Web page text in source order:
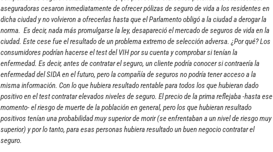
aseguradoras cesaron inmediatamente de ofrecer pólizas de seguro de vida a los residentes en
dicha ciudad y no volvieron a ofrecerlas hasta que el Parlamento obligó a la ciudad a derogar la
norma. Es decir, nada más promulgarse la ley, desapareció el mercado de seguros de vida en la
ciudad. Este cese fue el resultado de un problema extremo de selección adversa. ¿Por qué? Los
consumidores podrían hacerse el test del VIH por su cuenta y comprobar si tenían la
enfermedad. Es decir, antes de contratar el seguro, un cliente podría conocer si contraería la
enfermedad del SIDA en el futuro, pero la compañía de seguros no podría tener acceso a la
misma información. Con lo que hubiera resultado rentable para todos los que hubieran dado
positivo en el test contratar elevados niveles de seguro. El precio de la prima reflejaba -hasta ese
momento- el riesgo de muerte de la población en general, pero los que hubieran resultado
positivos tenían una probabilidad muy superior de morir (se enfrentaban a un nivel de riesgo muy
superior) y por lo tanto, para esas personas hubiera resultado un buen negocio contratar el
seguro.